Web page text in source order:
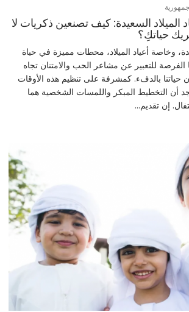
الميلاد السعيدة: كيف تصنعين ذكريات لا
حياتكِ؟
وخاصة أعياد الميلاد، محطات مميزة في حياة
للتعبير عن مشاعر الحب والامتنان تجاه
حياتنا بالدفء. كمشرفة على تنظيم هذه الأوقات
أن التخطيط المبكر واللمسات الشخصية هما
إن تقديم...